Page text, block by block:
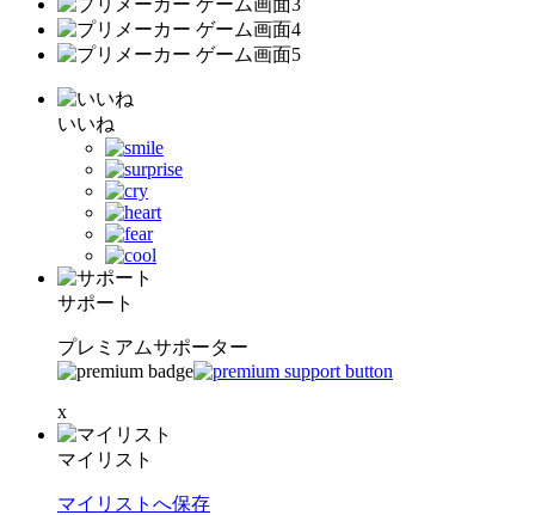
いいね
サポート
プレミアムサポーター
x
マイリスト
マイリストへ保存